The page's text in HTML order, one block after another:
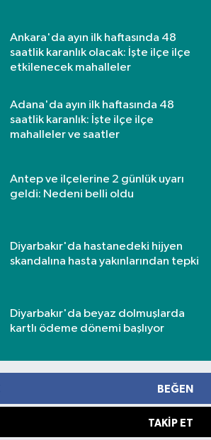
Ankara'da ayın ilk haftasında 48
saatlik karanlık olacak: İşte ilçe ilçe
etkilenecek mahalleler
Adana'da ayın ilk haftasında 48
saatlik karanlık: İşte ilçe ilçe
mahalleler ve saatler
Antep ve ilçelerine 2 günlük uyarı
geldi: Nedeni belli oldu
Diyarbakır'da hastanedeki hijyen
skandalına hasta yakınlarından tepki
Diyarbakır'da beyaz dolmuşlarda
kartlı ödeme dönemi başlıyor
BEĞEN
TAKIP ET